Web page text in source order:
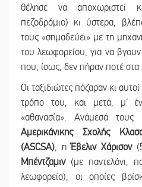
θέλησε να αποχωριστεί
πεζοδρόμιο) κι ύστερα,
τους «σημαδεύει» με τη
του λεωφορείου, για να
που, ίσως, δεν πήραν ποτέ στα
Οι ταξιδιώτες πόζαραν κι
τρόπο του, και μετά, μ’
«αθανασία». Ανάμεσά τους
Αμερικάνικης Σχολής
(ASCSA), ηΈβελιν Χάρισον
Μπέντζαμιν(με παντελόνι,
λεωφορείο), οι οποίες